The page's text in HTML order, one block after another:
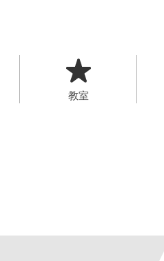
教室